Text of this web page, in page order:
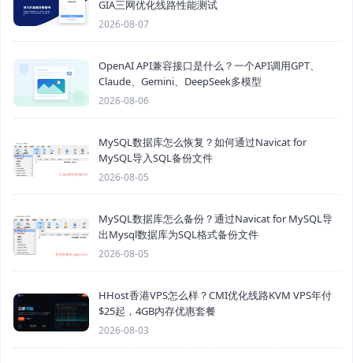
GIA三网优化线路性能测试
2026-08-07
OpenAI API兼容接口是什么？一个API调用GPT、
Claude、Gemini、DeepSeek多模型
2026-08-06
MySQL数据库怎么恢复？如何通过Navicat for
MySQL导入SQL备份文件
2026-08-05
MySQL数据库怎么备份？通过Navicat for MySQL导
出Mysql数据库为SQL格式备份文件
2026-08-05
HHost香港VPS怎么样？CMI优化线路KVM VPS年付
$25起，4GB内存优惠套餐
2026-08-03